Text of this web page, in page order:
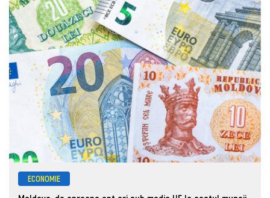
ECONOMIE